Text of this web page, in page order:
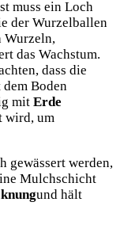
muss ein Loch
der Wurzelballen
Wurzeln,
das Wachstum.
dass die
Boden
mit Erde
wird, um
gewässert werden,
Mulchschicht
und hält